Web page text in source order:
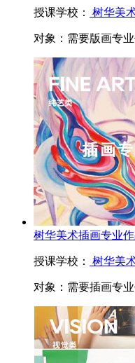
授课学校： 树华美
对象： 需要版画专
树华美术插画专业
授课学校： 树华美
对象： 需要插画专